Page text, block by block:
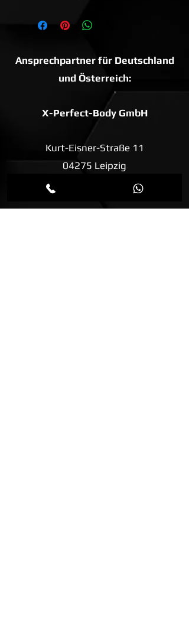
Ansprechpartner für Deutschland
und Österreich:
X-Perfect-Body GmbH
Kurt-Eisner-Straße 11
04275 Leipzig